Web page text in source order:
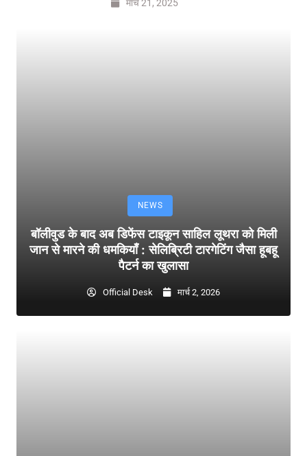
मार्च 21, 2025
NEWS
बॉलीवुड के बाद अब डिफेंस टाइकून साहिल लूथरा को मिली
जान से मारने की धमकियाँ : सेलिब्रिटी टारगेटिंग जैसा हूबहू
पैटर्न का खुलासा
Official Desk मार्च 2, 2026